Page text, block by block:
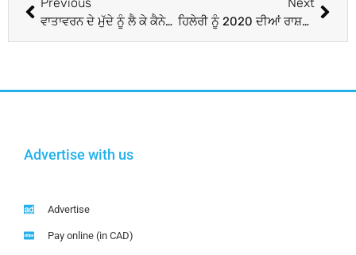
Previous
ਵਾਤਾਵਰਨ ਦੇ ਮੁੱਦੇ ਨੂੰ ਲੈ ਕੇ ਕੈਨੇਡਾ ਦੇ ਆਗੂਆਂ ‘ਚ ਤਿੱਖੀ ਬਹਿਸ
Next
ਹਿਲੇਰੀ ਨੂੰ 2020 ਦੀਆਂ ਰਾਸ਼ਟਰਪਤੀ ਚੋਣਾਂ ਲੱੜਣੀਆਂ ਚਾਹੀਦੀਆਂ – ਟਰੰਪ
Advertise with us
Advertise
Pay online (in CAD)